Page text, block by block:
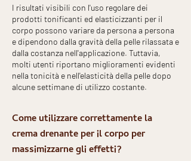
I risultati visibili con l'uso regolare dei
prodotti tonificanti ed elasticizzanti per il
corpo possono variare da persona a persona
e dipendono dalla gravità della pelle rilassata e
dalla costanza nell'applicazione. Tuttavia,
molti utenti riportano miglioramenti evidenti
nella tonicità e nell'elasticità della pelle dopo
alcune settimane di utilizzo costante.
Come utilizzare correttamente la
crema drenante per il corpo per
massimizzarne gli effetti?